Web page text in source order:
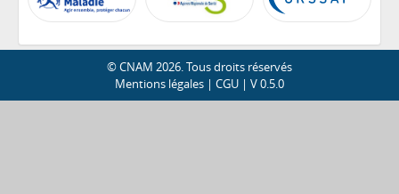
© CNAM 2026. Tous droits réservés
Mentions légales | CGU | V 0.5.0